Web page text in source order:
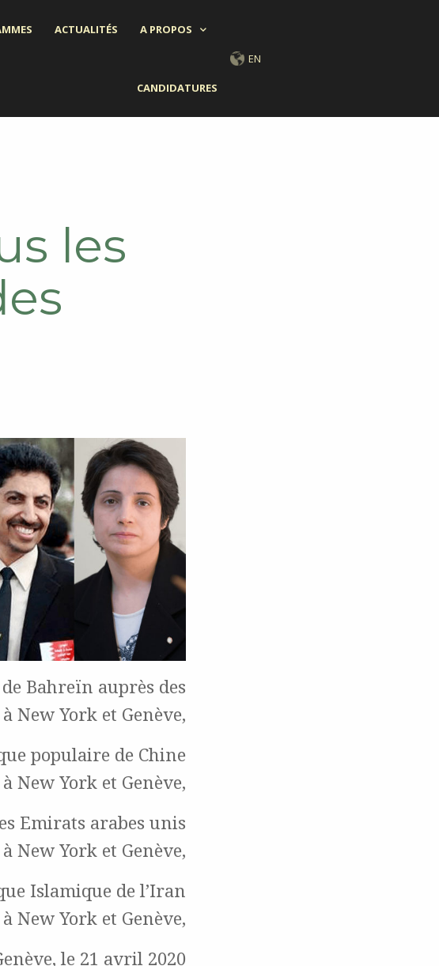
ACTUALITÉS A PROPOS
CANDIDATURES
EN
les
Bahreïn auprès des
New York et Genève,
populaire de Chine
New York et Genève,
Emirats arabes unis
New York et Genève,
Islamique de l’Iran
New York et Genève,
le 21 avril 2020